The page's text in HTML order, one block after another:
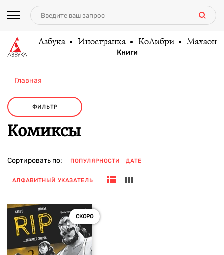
Азбука Иностранка КоЛибри Махаон
Книги
Главная
ФИЛЬТР
Комиксы
Сортировать по: ПОПУЛЯРНОСТИ ДАТЕ
АЛФАВИТНЫЙ УКАЗАТЕЛЬ
СКОРО